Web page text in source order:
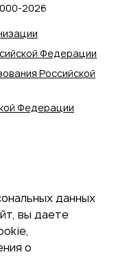
Федерации
Российской
Федерации
данных
вы даете
о